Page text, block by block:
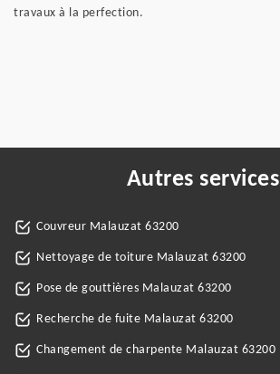
travaux à la perfection.
Autres services
Couvreur Malauzat 63200
Nettoyage de toiture Malauzat 63200
Pose de gouttières Malauzat 63200
Recherche de fuite Malauzat 63200
Changement de charpente Malauzat 63200